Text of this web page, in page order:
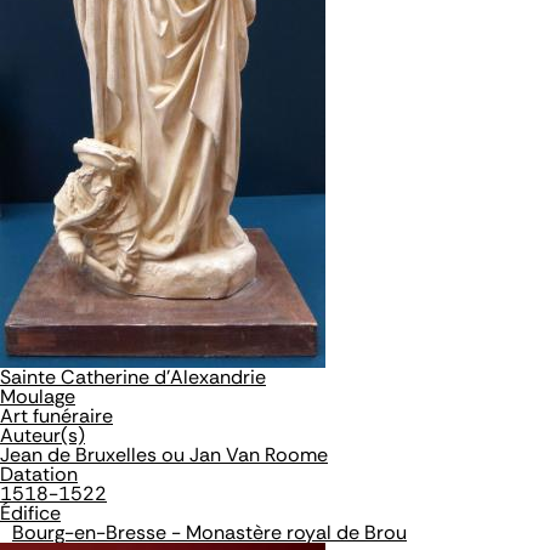
Sainte Catherine d'Alexandrie
Moulage
Art funéraire
Auteur(s)
Jean de Bruxelles ou Jan Van Roome
Datation
1518-1522
Édifice
Bourg-en-Bresse - Monastère royal de Brou